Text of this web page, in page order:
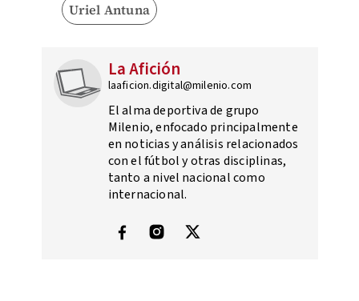
Uriel Antuna
La Afición
laaficion.digital@milenio.com
El alma deportiva de grupo
Milenio, enfocado principalmente
en noticias y análisis relacionados
con el fútbol y otras disciplinas,
tanto a nivel nacional como
internacional.